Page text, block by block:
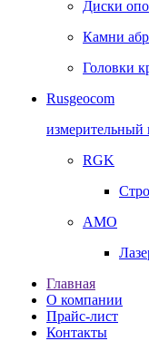
Диски
Камни
Головки
Rusgeocom
измерительный
RGK
AMO
Главная
О компании
Прайс-лист
Контакты